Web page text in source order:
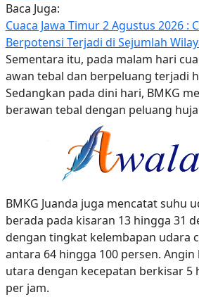
Baca Juga:
Cuaca Jawa Timur 2 Agustus 2026 :
Berpotensi Terjadi di Sejumlah
Sementara itu, pada malam hari
awan tebal dan berpeluang terjadi
Sedangkan pada dini hari, BMKG
berawan tebal dengan peluang
BMKG Juanda juga mencatat suhu
berada pada kisaran 13 hingga 31
dengan tingkat kelembapan udara
antara 64 hingga 100 persen.
utara dengan kecepatan berkisar 5
per jam.